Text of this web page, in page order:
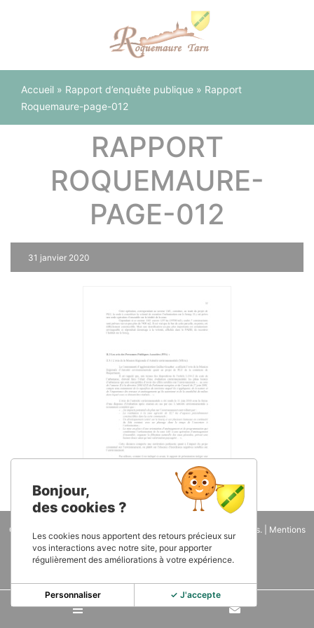
Accueil » Rapport d’enquête publique » Rapport
Roquemaure-page-012
RAPPORT
ROQUEMAURE-
PAGE-012
31 janvier 2020
Copyright 2026 . Tous droits réservés. | Mentions
légales| Une réalisationIWEGO
Bonjour,
des cookies ?
Les cookies nous apportent des retours précieux sur
vos interactions avec notre site, pour apporter
régulièrement des améliorations à votre expérience.
✓ J'accepte
Personnaliser